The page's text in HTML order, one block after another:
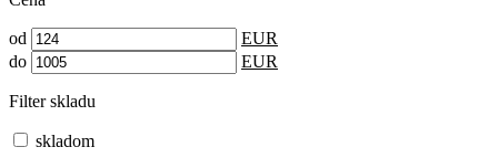
od
EUR
do
EUR
Filter skladu
skladom